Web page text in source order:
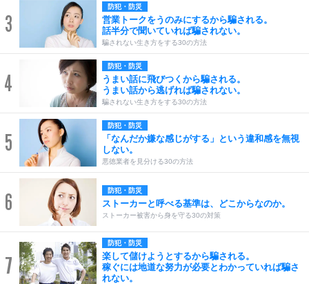
3
防犯・防災
営業トークをうのみにするから騙される。
話半分で聞いていれば騙されない。
騙されない生き方をする30の方法
4
防犯・防災
うまい話に飛びつくから騙される。
うまい話から逃げれば騙されない。
騙されない生き方をする30の方法
5
防犯・防災
「なんだか嫌な感じがする」という違和感を無視
しない。
悪徳業者を見分ける30の方法
6 防犯・防災
ストーカーと呼べる基準は、どこからなのか。
ストーカー被害から身を守る30の対策
7
防犯・防災
楽して儲けようとするから騙される。
稼ぐには地道な努力が必要とわかっていれば騙さ
れない。